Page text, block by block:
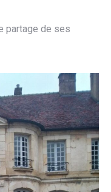
partage de ses